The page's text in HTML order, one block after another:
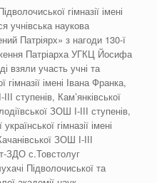
гімназії імені
учнівська наукова
Патріярх» з нагоди 130-ї
Патріарха УГКЦ Йосифа
взяли участь учні та
гімназії імені Івана Франка,
ступенів, Кам’янківської
ЗОШ І-ІІІ ступенів,
гімназії імені
ЗОШ І-ІІІ
ЗДО с.Товстолуг
Підволочиської та